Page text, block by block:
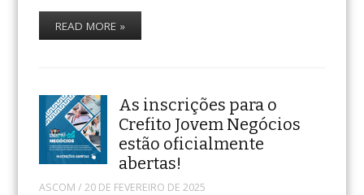
READ MORE »
As inscrições para o
Crefito Jovem Negócios
estão oficialmente
abertas!
ASCOM / 20 DE FEVEREIRO DE 2025